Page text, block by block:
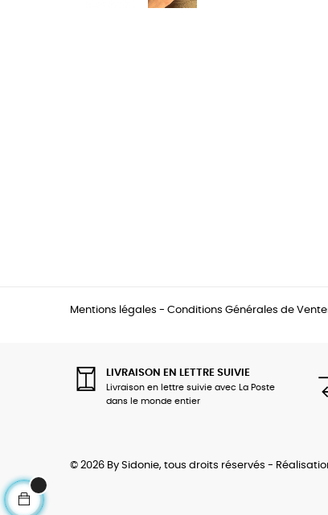
Mentions légales - Conditions Générales de
LIVRAISON EN LETTRE SUIVIE
Livraison en lettre suivie avec La Poste
dans le monde entier
© 2026 By Sidonie, tous droits réservés -